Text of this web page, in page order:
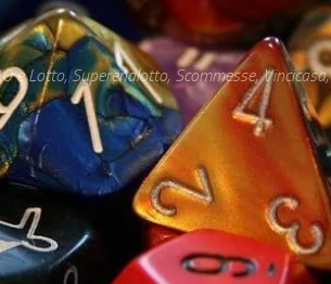
e Lotto, Superenalotto, Scommesse,
causare dipendenza